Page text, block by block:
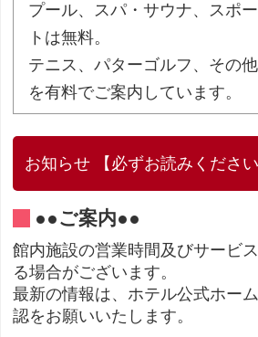
プール、スパ・サウナ、スポ
トは無料。
テニス、パターゴルフ、その
を有料でご案内しています。
お知らせ 【必ずお読みください
●●ご案内●●
館内施設の営業時間及びサービ
る場合がございます。
最新の情報は、ホテル公式ホー
認をお願いいたします。